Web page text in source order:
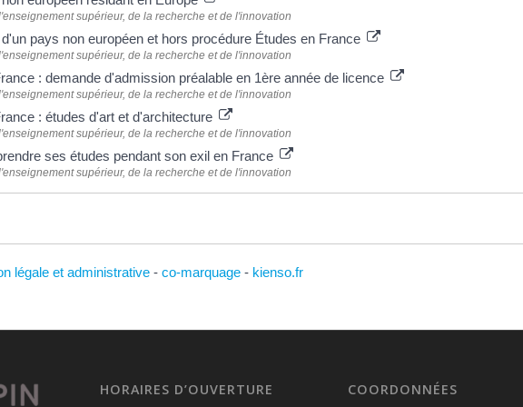
supérieur, de la recherche et de l'innovation
pays non européen et hors procédure Études en France
supérieur, de la recherche et de l'innovation
: demande d'admission préalable en 1ère année de licence
supérieur, de la recherche et de l'innovation
: études d'art et d'architecture
supérieur, de la recherche et de l'innovation
ses études pendant son exil en France
supérieur, de la recherche et de l'innovation
légale et administrative - co-marquage - kienso.fr
HORAIRES D’OUVERTURE COORDONNÉES